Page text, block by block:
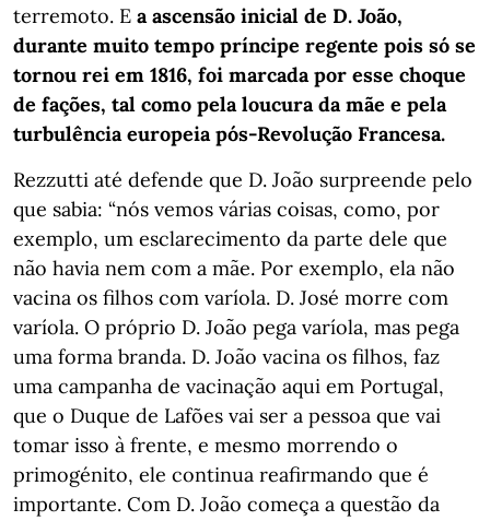
terremoto. E a ascensão inicial de D. João,
durante muito tempo príncipe regente pois só se
tornou rei em 1816, foi marcada por esse choque
de fações, tal como pela loucura da mãe e pela
turbulência europeia pós-Revolução Francesa.
Rezzutti até defende que D. João surpreende pelo
que sabia: “nós vemos várias coisas, como, por
exemplo, um esclarecimento da parte dele que
não havia nem com a mãe. Por exemplo, ela não
vacina os filhos com varíola. D. José morre com
varíola. O próprio D. João pega varíola, mas pega
uma forma branda. D. João vacina os filhos, faz
uma campanha de vacinação aqui em Portugal,
que o Duque de Lafões vai ser a pessoa que vai
tomar isso à frente, e mesmo morrendo o
primogénito, ele continua reafirmando que é
importante. Com D. João começa a questão da